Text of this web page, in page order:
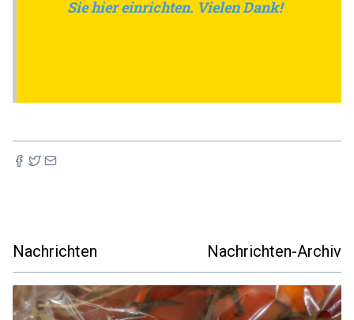
Sie hier einrichten. Vielen Dank!
Nachrichten Nachrichten-Archiv